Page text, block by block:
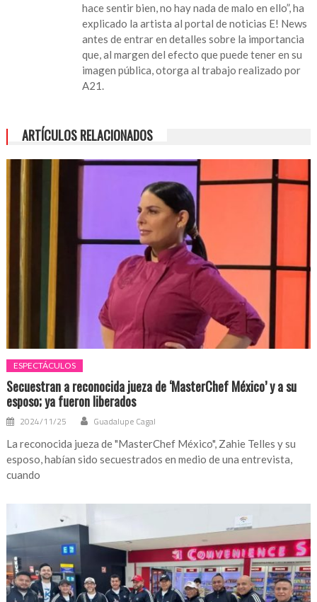
hace sentir bien, no hay nada de malo en ello”, ha
explicado la artista al portal de noticias E! News
antes de entrar en detalles sobre la importancia
que, al margen del efecto que puede tener en su
imagen pública, otorga al trabajo realizado por
A21.
ARTÍCULOS RELACIONADOS
ESPECTÁCULOS
Secuestran a reconocida jueza de ‘MasterChef México’ y a su
esposo; ya fueron liberados
2024/11/25 Guadalupe Cagal
La reconocida jueza de "MasterChef México", Zahie Telles y su
esposo, habían sido secuestrados en medio de una entrevista,
cuando